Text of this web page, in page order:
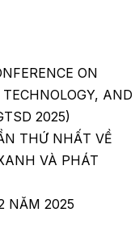
ON
AND
2025)
THỨ NHẤT VỀ
VÀ PHÁT
NĂM 2025